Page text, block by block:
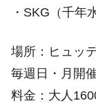
・SKG（千
場所：ヒュッ
毎週日・月開
料金：大人